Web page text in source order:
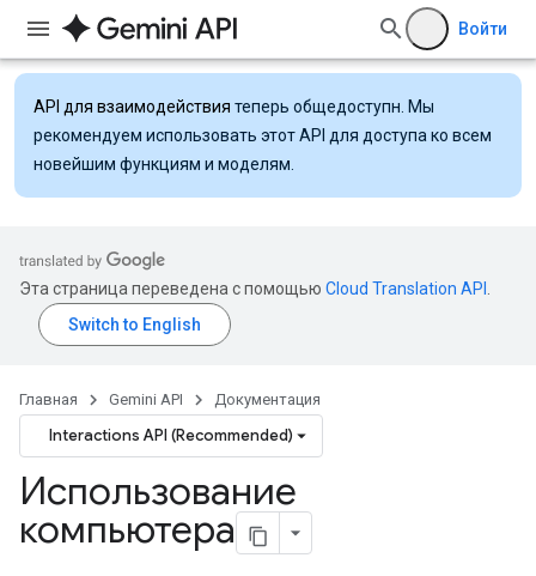
Войти
API для взаимодействия теперь общедоступн. Мы
рекомендуем использовать этот API для доступа ко всем
новейшим функциям и моделям.
Эта страница переведена с помощью Cloud Translation API
Главная Gemini API Документация
Interactions API (Recommended)
Использование
компьютера